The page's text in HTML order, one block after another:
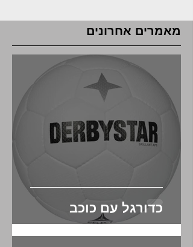
מאמרים אחרונים
כדורגל עם כוכב